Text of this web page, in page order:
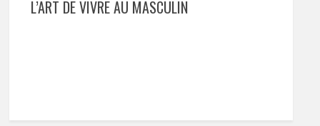
L’ART DE VIVRE AU MASCULIN